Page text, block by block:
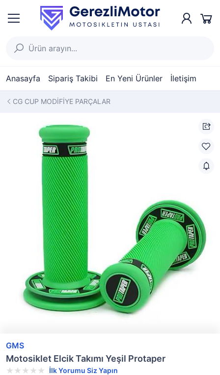
Anasayfa Sipariş Takibi En Yeni Ürünler İletişim
CG CUP MODİFİYE PARÇALAR
GMS
Motosiklet Elcik Takımı Yeşil Protaper
İlk Yorumu Siz Yapın